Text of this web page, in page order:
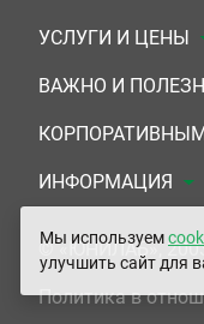
УСЛУГИ И ЦЕНЫ
Анализы
Комплексы
УЗИ
ЭКГ/Холтер/
Приемы врачей
ВАЖНО И
Документы для
Система скидок
Подарочные
Сертификаты на
Медицинским
Прочим
ИНФОРМАЦИЯ
О Компании
Контакты
© «ЮНИЛАБ»,
Политика в
Мы используем
улучшить сайт для